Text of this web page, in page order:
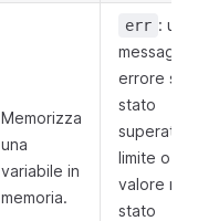
Memorizza
una
variabile in
memoria.
err : un
errore se
stato
superato
limite o il
valore
stato